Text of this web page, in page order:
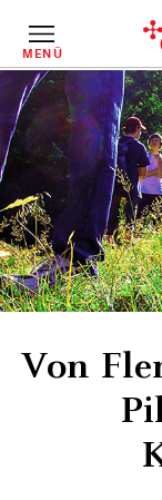
InhaltMENÜ
Von